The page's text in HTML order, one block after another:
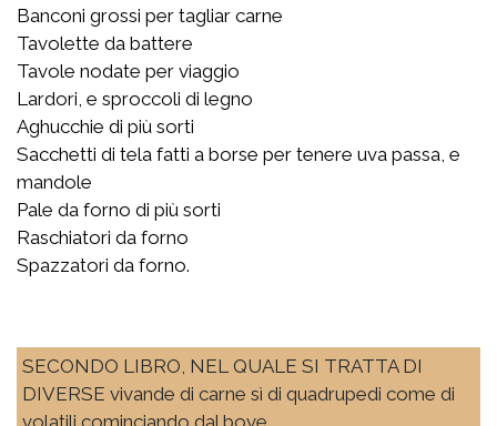
Banconi grossi per tagliar carne
Tavolette da battere
Tavole nodate per viaggio
Lardori, e sproccoli di legno
Aghucchie di più sorti
Sacchetti di tela fatti a borse per tenere uva passa, e
mandole
Pale da forno di più sorti
Raschiatori da forno
Spazzatori da forno.
SECONDO LIBRO, NEL QUALE SI TRATTA DI
DIVERSE vivande di carne sì di quadrupedi come di
volatili cominciando dal bove.